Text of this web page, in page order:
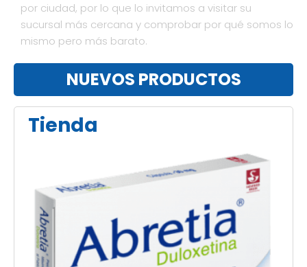
por ciudad, por lo que lo invitamos a visitar su
sucursal más cercana y comprobar por qué somos lo
mismo pero más barato.
NUEVOS PRODUCTOS
Tienda